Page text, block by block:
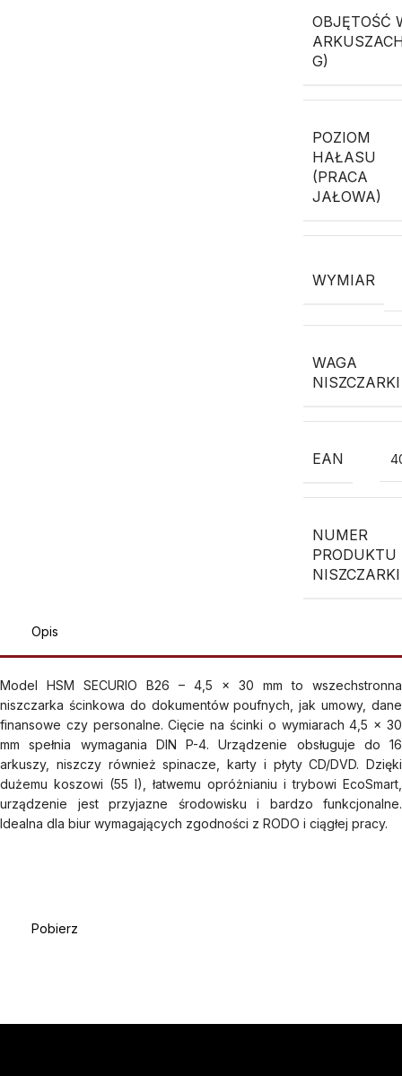
OBJĘTOŚĆ
G)
POZIOM
HAŁASU
(PRACA
JAŁOWA)
WYMIAR
WAGA
NISZCZARKI
EAN
NUMER
PRODUKTU
NISZCZARKI
Opis
Pobierz
Model HSM SECURIO B26 – 4,5 x 30 mm to wszechstronna
niszczarka ścinkowa do dokumentów poufnych, jak umowy, dane
finansowe czy personalne. Cięcie na ścinki o wymiarach 4,5 x 30
mm spełnia wymagania DIN P-4. Urządzenie obsługuje do 16
arkuszy, niszczy również spinacze, karty i płyty CD/DVD. Dzięki
dużemu koszowi (55 l), łatwemu opróżnianiu i trybowi EcoSmart,
urządzenie jest przyjazne środowisku i bardzo funkcjonalne.
Idealna dla biur wymagających zgodności z RODO i ciągłej pracy.